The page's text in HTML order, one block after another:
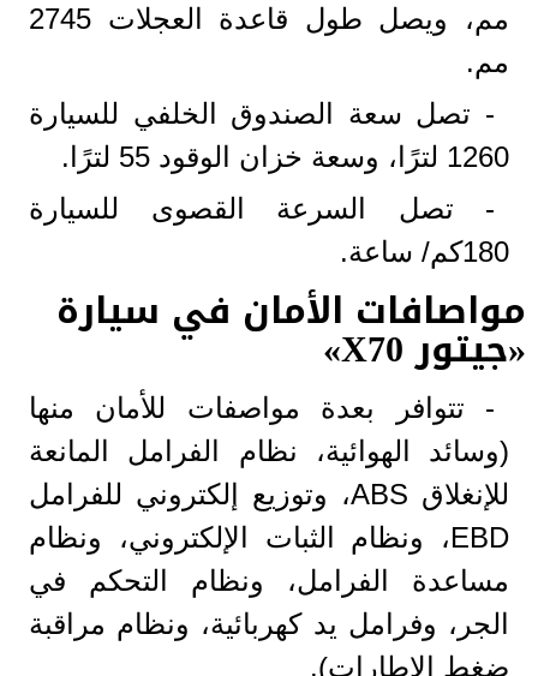
مم، ويصل طول قاعدة العجلات 2745
مم.
- تصل سعة الصندوق الخلفي للسيارة
1260 لترًا، وسعة خزان الوقود 55 لترًا.
- تصل السرعة القصوى للسيارة
180كم/ ساعة.
مواصافات الأمان في سيارة
«جيتور X70»
- تتوافر بعدة مواصفات للأمان منها
(وسائد الهوائية، نظام الفرامل المانعة
للإنغلاق ABS، وتوزيع إلكتروني للفرامل
EBD، ونظام الثبات الإلكتروني، ونظام
مساعدة الفرامل، ونظام التحكم في
الجر، وفرامل يد كهربائية، ونظام مراقبة
ضغط الإطارات).